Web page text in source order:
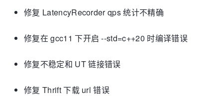
修复 LatencyRecorder qps 统计不精确
修复在 gcc11 下开启 --std=c++20 时编译错误
修复不稳定和 UT 链接错误
修复 Thrift 下载 url 错误